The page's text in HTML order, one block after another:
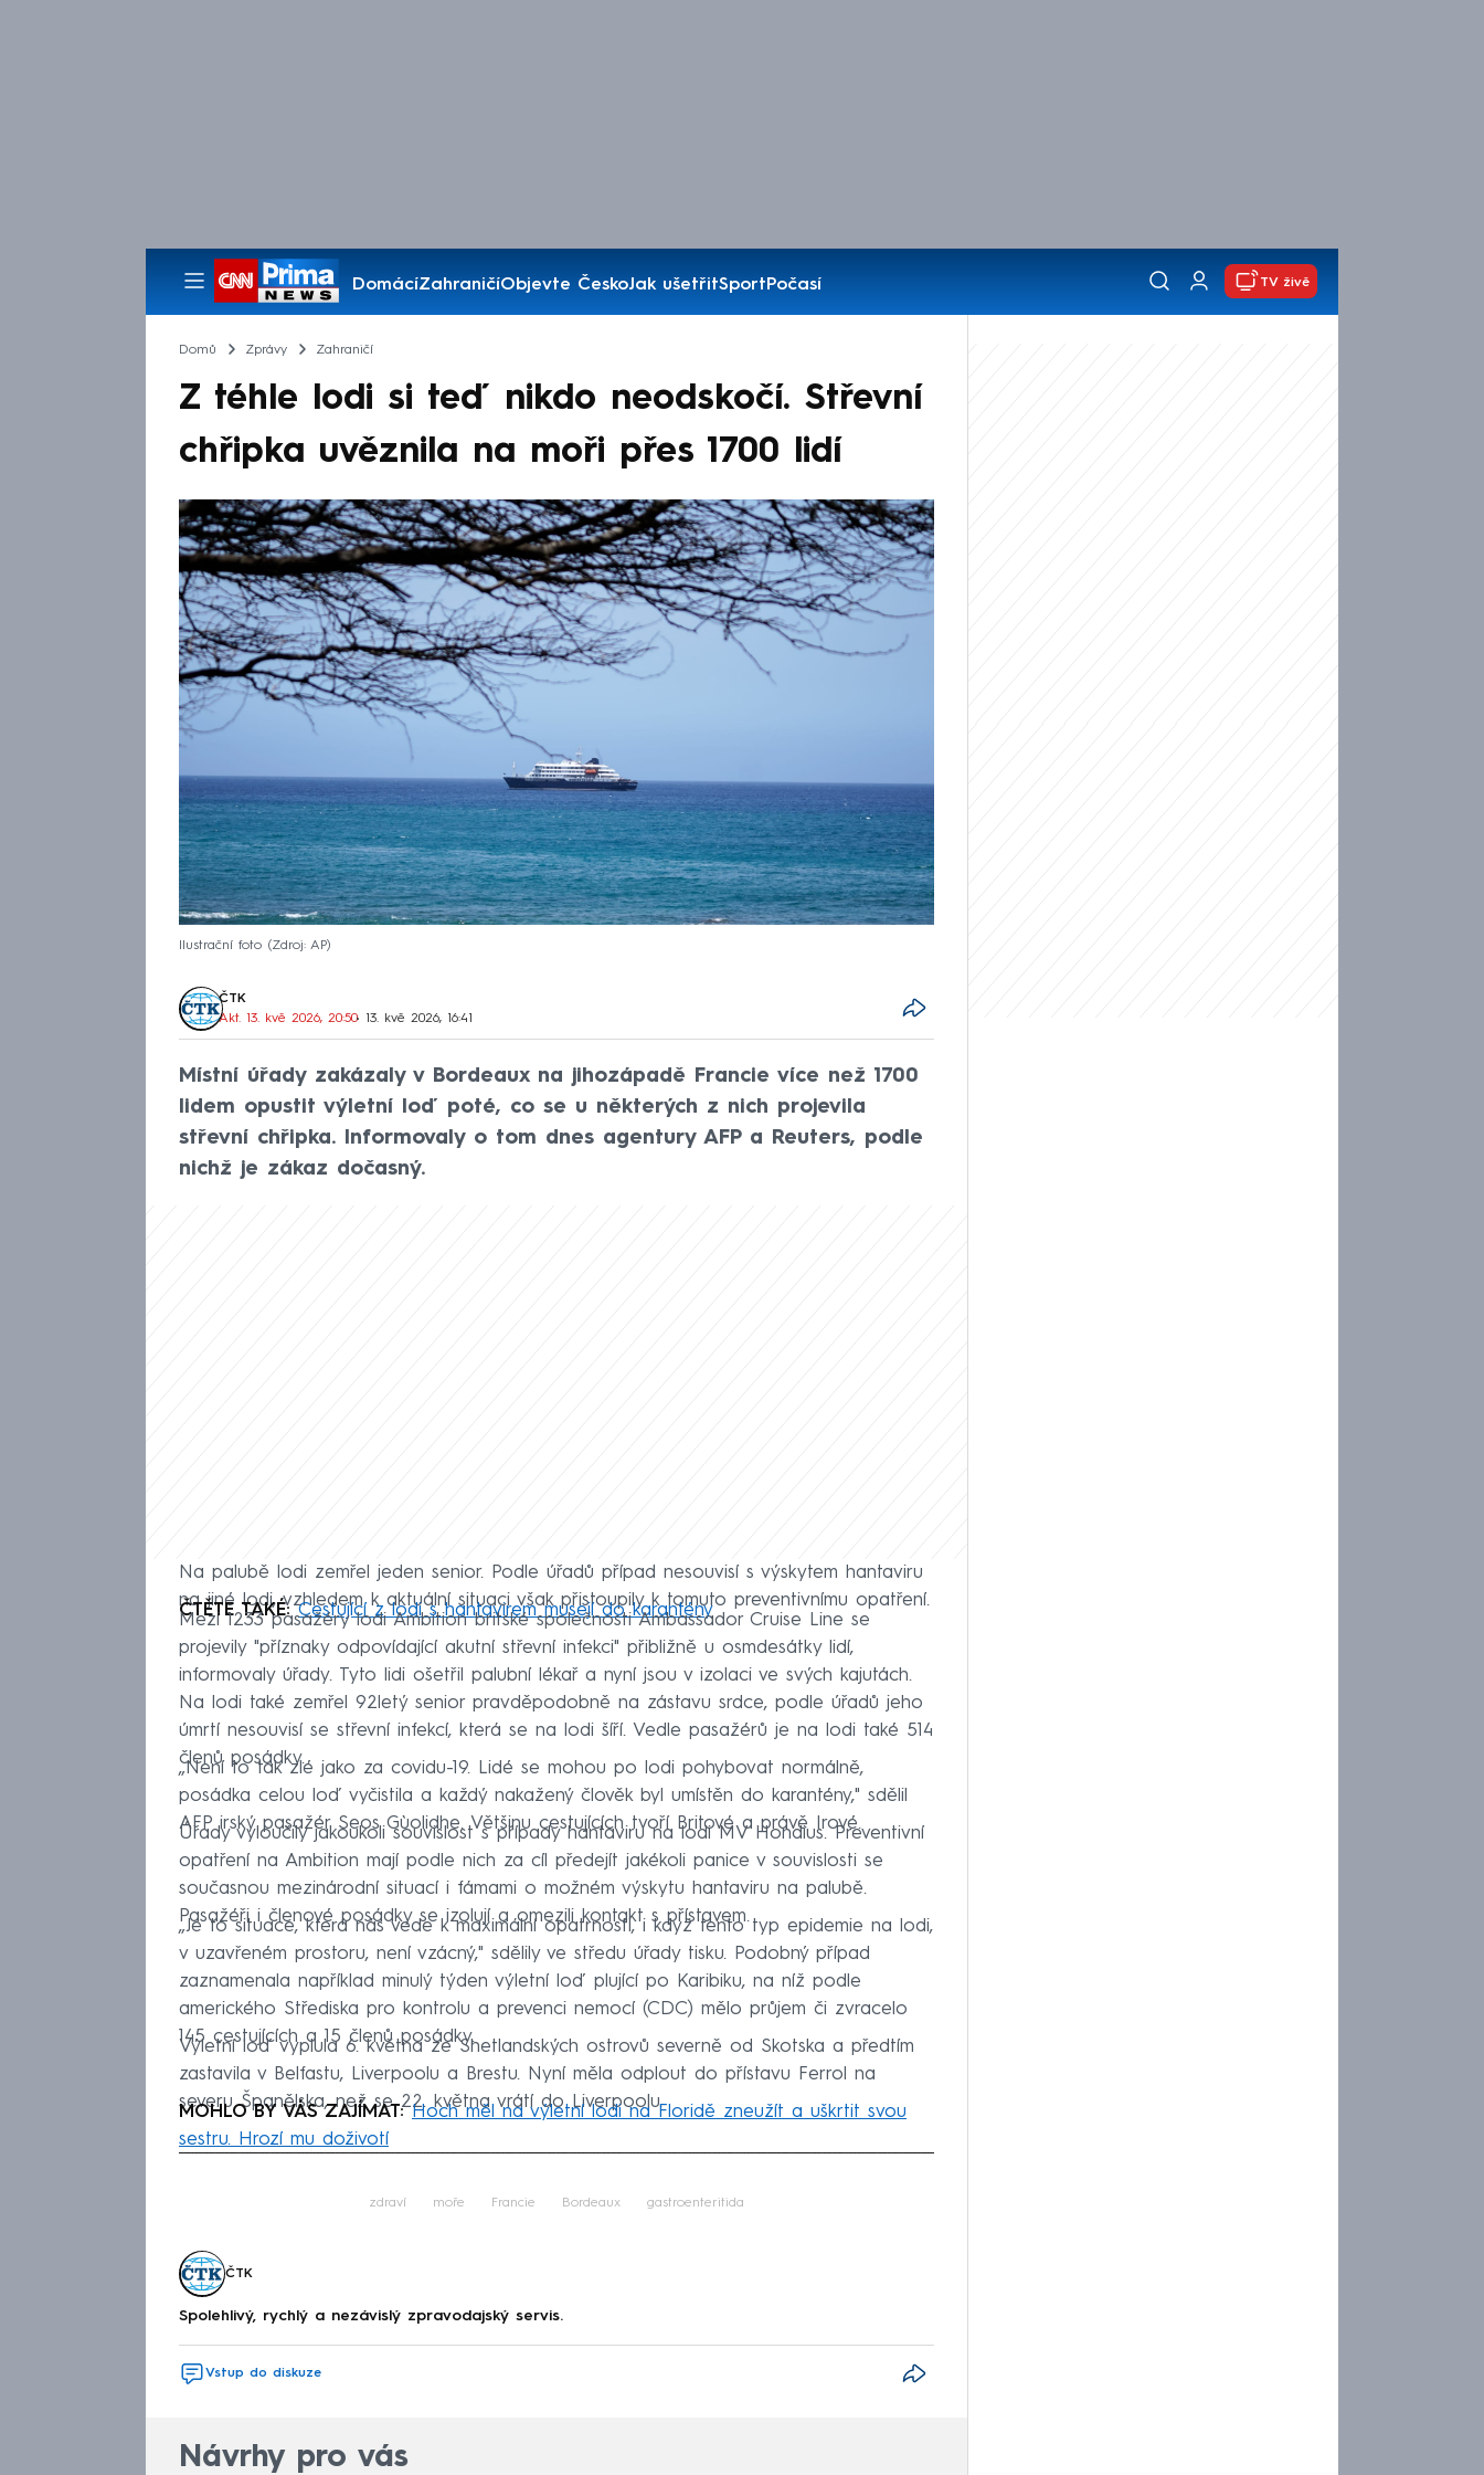
DomácíZahraničíObjevte ČeskoJak ušetřitSportPočasí
Pořady
TV živě
Domů Zprávy Zahraničí
Z téhle lodi si teď nikdo neodskočí. Střevní
chřipka uvěznila na moři přes 1700 lidí
Ilustrační foto Zdroj: AP
ČTK
Akt. 13. kvě 2026, 20:50• 13. kvě 2026, 16:41
Místní úřady zakázaly v Bordeaux na jihozápadě Francie více než 1700
lidem opustit výletní loď poté, co se u některých z nich projevila
střevní chřipka. Informovaly o tom dnes agentury AFP a Reuters, podle
nichž je zákaz dočasný.
Na palubě lodi zemřel jeden senior. Podle úřadů případ nesouvisí s výskytem hantaviru
na jiné lodi, vzhledem k aktuální situaci však přistoupily k tomuto preventivnímu opatření.
ČTĚTE TAKÉ:Cestující z lodi s hantavirem musejí do karantény
Mezi 1233 pasažéry lodi Ambition britské společnosti Ambassador Cruise Line se
projevily "příznaky odpovídající akutní střevní infekci" přibližně u osmdesátky lidí,
informovaly úřady. Tyto lidi ošetřil palubní lékař a nyní jsou v izolaci ve svých kajutách.
Na lodi také zemřel 92letý senior pravděpodobně na zástavu srdce, podle úřadů jeho
úmrtí nesouvisí se střevní infekcí, která se na lodi šíří. Vedle pasažérů je na lodi také 514
členů posádky.
„Není to tak zlé jako za covidu-19. Lidé se mohou po lodi pohybovat normálně,
posádka celou loď vyčistila a každý nakažený člověk byl umístěn do karantény," sdělil
AFP irský pasažér Seos Gùolidhe. Většinu cestujících tvoří Britové a právě Irové.
Úřady vyloučily jakoukoli souvislost s případy hantaviru na lodi MV Hondius. Preventivní
opatření na Ambition mají podle nich za cíl předejít jakékoli panice v souvislosti se
současnou mezinárodní situací i fámami o možném výskytu hantaviru na palubě.
Pasažéři i členové posádky se izolují a omezili kontakt s přístavem.
„Je to situace, která nás vede k maximální opatrnosti, i když tento typ epidemie na lodi,
v uzavřeném prostoru, není vzácný," sdělily ve středu úřady tisku. Podobný případ
zaznamenala například minulý týden výletní loď plující po Karibiku, na níž podle
amerického Střediska pro kontrolu a prevenci nemocí (CDC) mělo průjem či zvracelo
145 cestujících a 15 členů posádky.
Výletní loď vyplula 6. května ze Shetlandských ostrovů severně od Skotska a předtím
zastavila v Belfastu, Liverpoolu a Brestu. Nyní měla odplout do přístavu Ferrol na
severu Španělska, než se 22. května vrátí do Liverpoolu.
MOHLO BY VÁS ZAJÍMAT:Hoch měl na výletní lodi na Floridě zneužít a uškrtit svou
sestru. Hrozí mu doživotí
zdraví moře Francie Bordeaux gastroenteritida
ČTK
Spolehlivý, rychlý a nezávislý zpravodajský servis.
Vstup do diskuze
Návrhy pro vás